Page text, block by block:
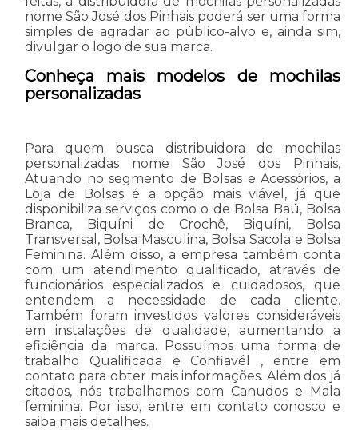
nome São José dos Pinhais poderá ser uma forma
simples de agradar ao público-alvo e, ainda sim,
divulgar o logo de sua marca.
Conheça mais modelos de mochilas
personalizadas
Para quem busca distribuidora de mochilas
personalizadas nome São José dos Pinhais,
Atuando no segmento de Bolsas e Acessórios, a
Loja de Bolsas é a opção mais viável, já que
disponibiliza serviços como o de Bolsa Baú, Bolsa
Branca, Biquíni de Crochê, Biquíni, Bolsa
Transversal, Bolsa Masculina, Bolsa Sacola e Bolsa
Feminina. Além disso, a empresa também conta
com um atendimento qualificado, através de
funcionários especializados e cuidadosos, que
entendem a necessidade de cada cliente.
Também foram investidos valores consideráveis
em instalações de qualidade, aumentando a
eficiência da marca. Possuímos uma forma de
trabalho Qualificada e Confiavél , entre em
contato para obter mais informações. Além dos já
citados, nós trabalhamos com Canudos e Mala
feminina. Por isso, entre em contato conosco e
saiba mais detalhes.